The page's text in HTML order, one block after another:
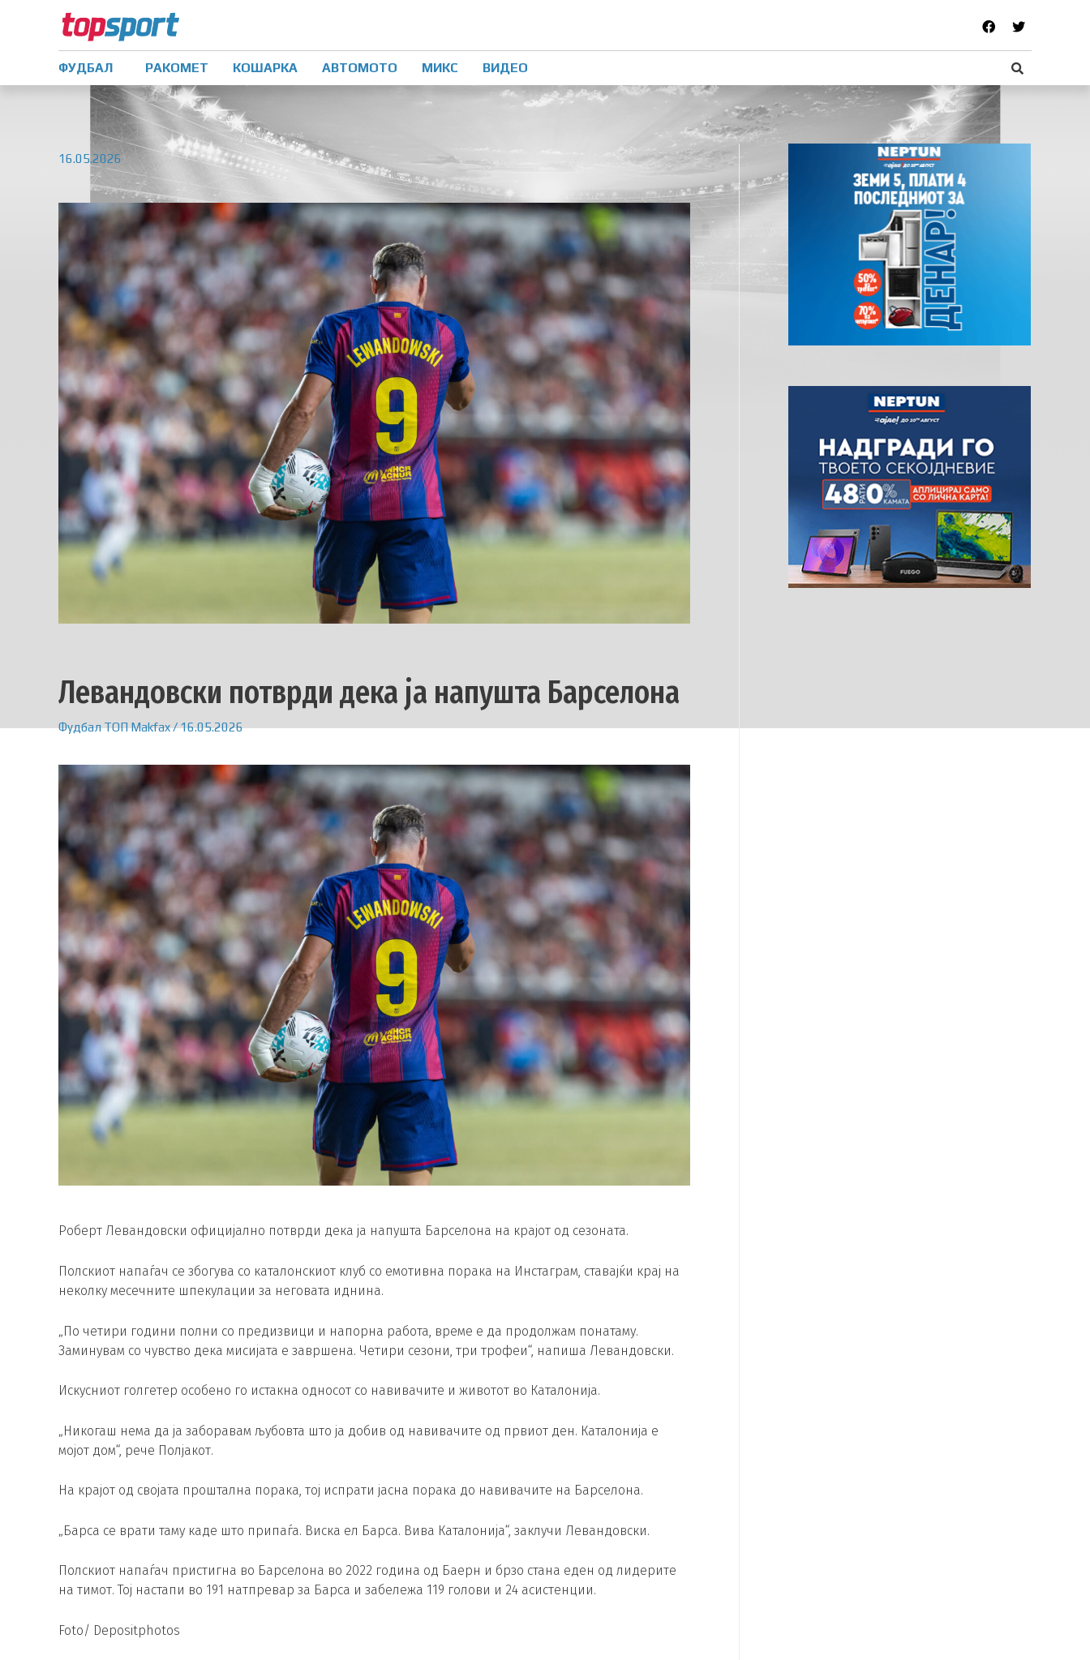
ФУДБАЛ РАКОМЕТ КОШАРКА АВТОМОТО МИКС ВИДЕО
16.05.2026
Левандовски потврди дека ја напушта Барселона
ФудбалТОПMakfax/16.05.2026
Роберт Левандовски официјално потврди дека ја напушта Барселона на крајот од сезоната.
Полскиот напаѓач се збогува со каталонскиот клуб со емотивна порака на Инстаграм, ставајќи крај на
неколку месечните шпекулации за неговата иднина.
„По четири години полни со предизвици и напорна работа, време е да продолжам понатаму.
Заминувам со чувство дека мисијата е завршена. Четири сезони, три трофеи“, напиша Левандовски.
Искусниот голгетер особено го истакна односот со навивачите и животот во Каталонија.
„Никогаш нема да ја заборавам љубовта што ја добив од навивачите од првиот ден. Каталонија е
мојот дом“, рече Полјакот.
На крајот од својата проштална порака, тој испрати јасна порака до навивачите на Барселона.
„Барса се врати таму каде што припаѓа. Виска ел Барса. Вива Каталонија“, заклучи Левандовски.
Полскиот напаѓач пристигна во Барселона во 2022 година од Баерн и брзо стана еден од лидерите
на тимот. Тој настапи во 191 натпревар за Барса и забележа 119 голови и 24 асистенции.
Foto/ Depositphotos